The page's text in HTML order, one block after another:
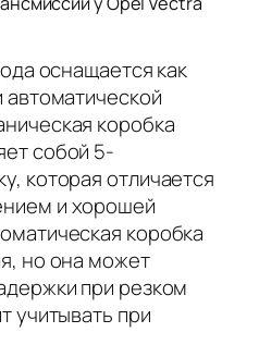
оснащается как
автоматической
коробка
собой 5-
которая отличается
и хорошей
коробка
но она может
при резком
учитывать при